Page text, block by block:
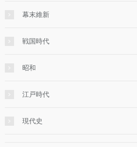
幕末維新
戦国時代
昭和
江戸時代
現代史